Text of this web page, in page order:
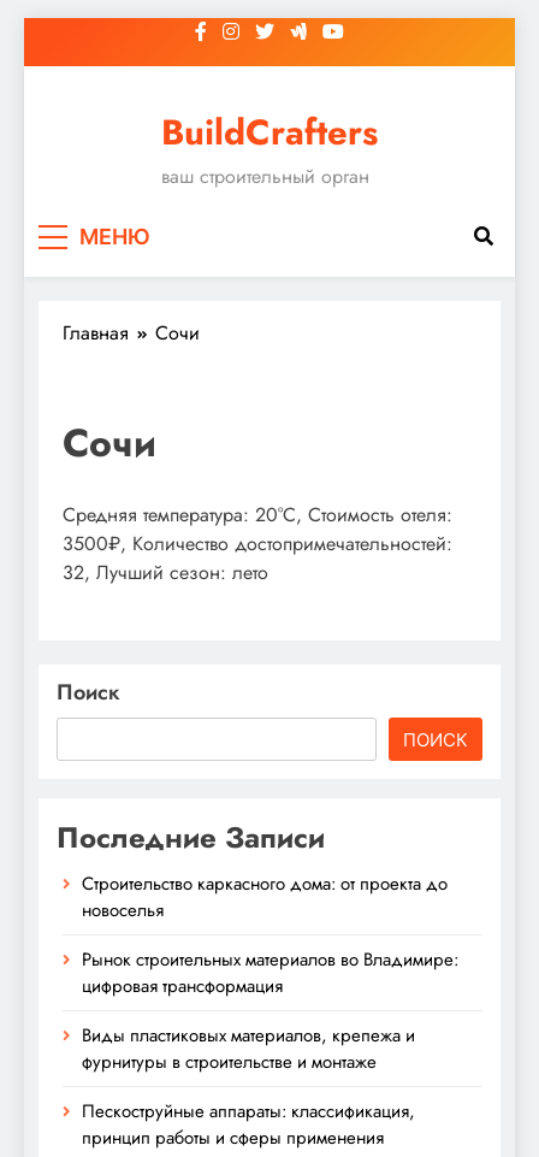
к
BuildCrafters
ваш строительный орган
МЕНЮ
Главная Сочи
Сочи
Средняя температура: 20°C, Стоимость отеля:
3500₽, Количество достопримечательностей:
32, Лучший сезон: лето
Поиск
ПОИСК
Последние Записи
Строительство каркасного дома: от проекта до
новоселья
Рынок строительных материалов во Владимире:
цифровая трансформация
Виды пластиковых материалов, крепежа и
фурнитуры в строительстве и монтаже
Пескоструйные аппараты: классификация,
принцип работы и сферы применения